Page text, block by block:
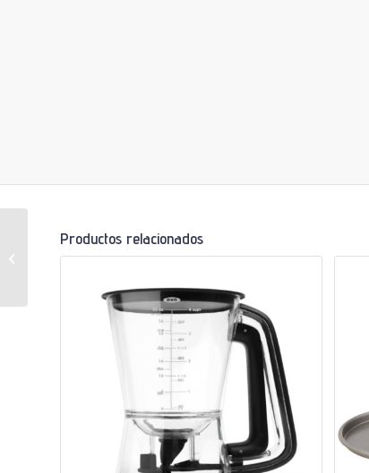
Productos relacionados
Caldero Universal